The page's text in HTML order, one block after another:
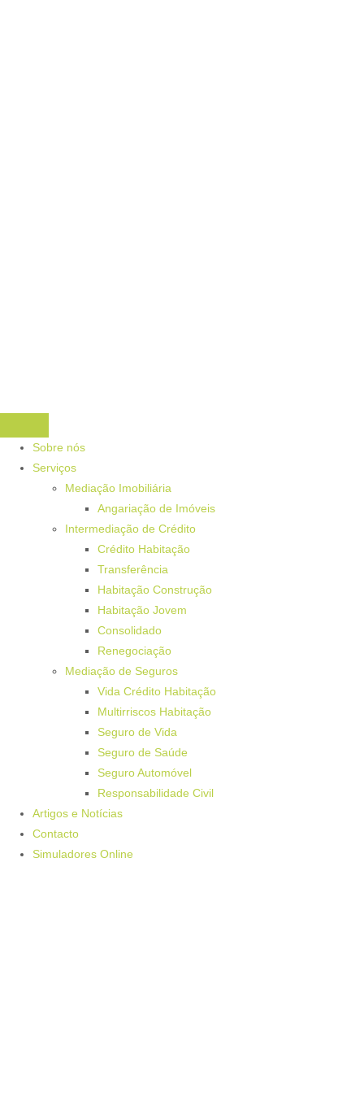
Sobre nós
Serviços
Mediação Imobiliária
Angariação de Imóveis
Intermediação de Crédito
Crédito Habitação
Transferência
Habitação Construção
Habitação Jovem
Consolidado
Renegociação
Mediação de Seguros
Vida Crédito Habitação
Multirriscos Habitação
Seguro de Vida
Seguro de Saúde
Seguro Automóvel
Responsabilidade Civil
Artigos e Notícias
Contacto
Simuladores Online